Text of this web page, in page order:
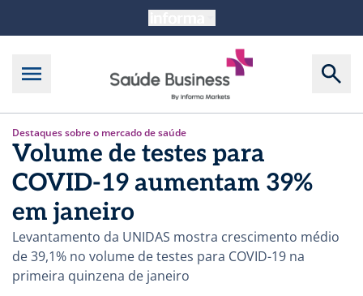
Destaques sobre o mercado de saúde
Volume de testes para
COVID-19 aumentam 39%
em janeiro
Levantamento da UNIDAS mostra crescimento médio
de 39,1% no volume de testes para COVID-19 na
primeira quinzena de janeiro